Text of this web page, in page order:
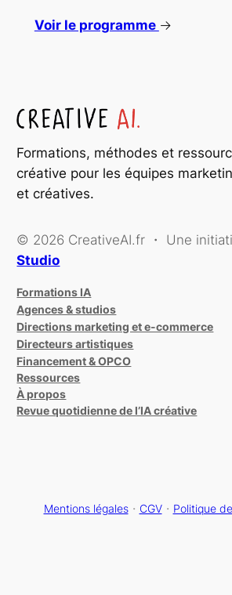
Voir le programme →
Formations, méthodes et
créative pour les équipes
et créatives.
© 2026 CreativeAI.fr ・ Une
Studio
Formations IA
Agences & studios
Directions marketing et e-commerce
Directeurs artistiques
Financement & OPCO
Ressources
À propos
Revue quotidienne de l’IA créative
Mentions légales・ CGV・ Politique